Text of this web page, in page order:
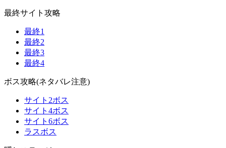
最終サイト攻略
最終1
最終2
最終3
最終4
ボス攻略(ネタバレ注意)
サイト2ボス
サイト4ボス
サイト6ボス
ラスボス